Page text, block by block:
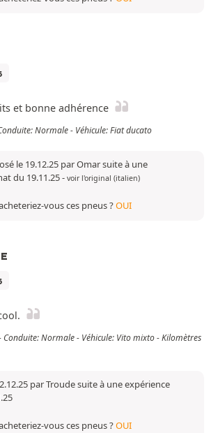
et bonne adhérence
Normale - Véhicule: Fiat ducato
le 19.12.25 par Omar suite à une
du 19.11.25- voir l'original (italien)
vous ces pneus ?OUI
Conduite: Normale - Véhicule: Vito mixto - Kilomètres
par Troude suite à une expérience
vous ces pneus ?OUI